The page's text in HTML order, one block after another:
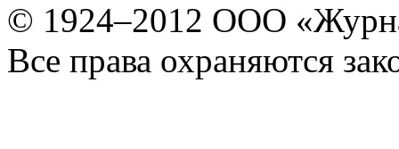
© 1924–2012 ООО
Все права охраняются